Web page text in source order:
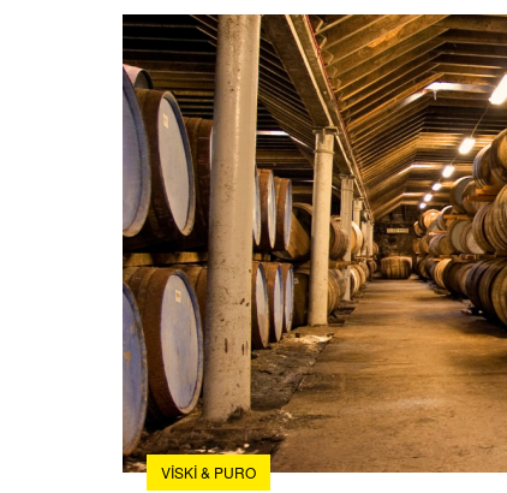
VISKI & PURO